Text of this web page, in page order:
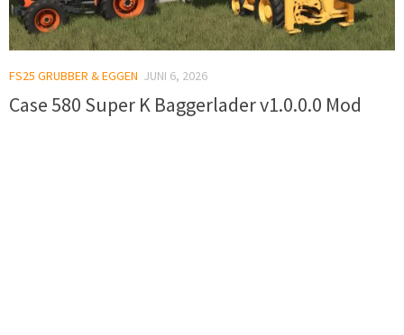
FS25 GRUBBER & EGGEN JUNI 6, 2026
Case 580 Super K Baggerlader v1.0.0.0 Mod